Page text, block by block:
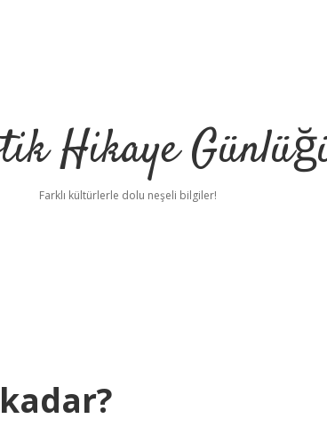
Hikaye
Farklı kültürlerle dolu neşeli bilgiler!